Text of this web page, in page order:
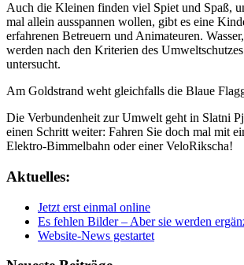
Auch die Kleinen finden viel Spiet und Spaß,
mal allein ausspannen wollen, gibt es eine
erfahrenen Betreuern und Animateuren.
werden nach den Kriterien des
untersucht.
Am Goldstrand weht gleichfalls die Blaue
Die Verbundenheit zur Umwelt geht in Slatni
einen Schritt weiter: Fahren Sie doch mal mit
Elektro-Bimmelbahn oder einer VeloRikscha!
Aktuelles:
Jetzt erst einmal online
Es fehlen Bilder – Aber sie werden
Website-News gestartet